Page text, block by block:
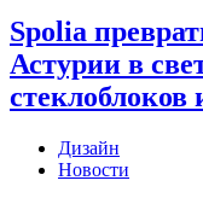
Spolia
Астурии в
стеклоблоков
Дизайн
Новости